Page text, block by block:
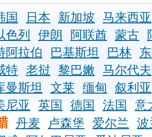
国 日本 新加坡
马来西亚
色列 伊朗 阿联酋 蒙古
阿拉伯 巴基斯坦 巴林
特 老挝 黎巴嫩
马尔代夫
曼斯坦 文莱 缅甸
叙利亚
尼亚 英国 德国 法国
意
丹麦 卢森堡 爱尔兰
波